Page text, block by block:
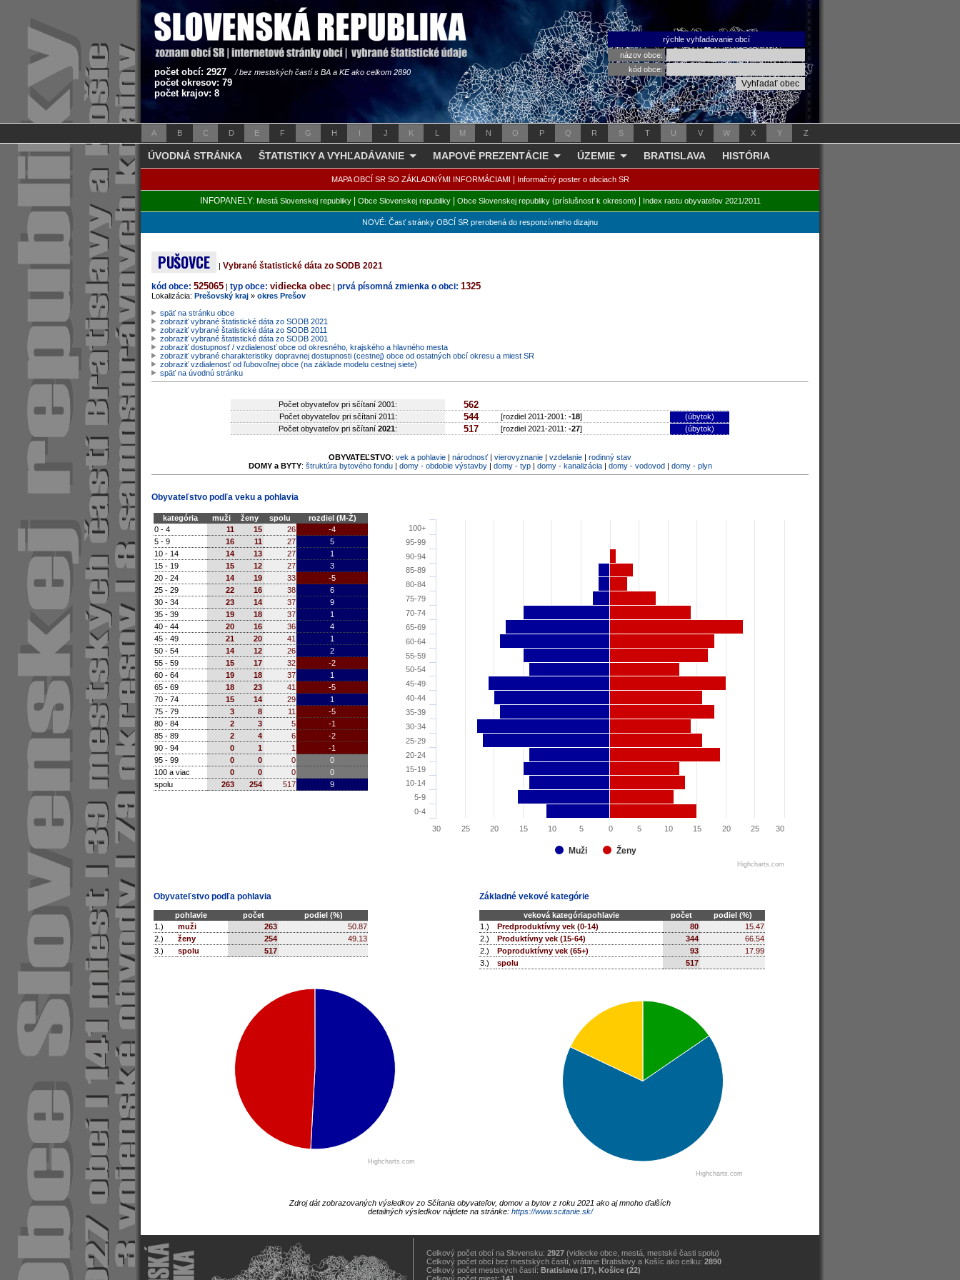
počet obcí: 2927 / bez mestských častí s BA a KE ako celkom 2890
počet okresov: 79
počet krajov: 8
rýchle vyhľadávanie obcí
názov obce:
kód obce:
A B C D E F G H I J K L M N O P Q R S T U V W X Y Z
ÚVODNÁ STRÁNKA ŠTATISTIKY A VYHĽADÁVANIE MAPOVÉ PREZENTÁCIE ÚZEMIE BRATISLAVA HISTÓRIA
MAPA OBCÍ SR SO ZÁKLADNÝMI INFORMÁCIAMI Informačný poster o obciach SR
INFOPANELY: Mestá Slovenskej republiky| Obce Slovenskej republiky| Obce Slovenskej republiky (príslušnosť k okresom) Index rastu obyvateľov 2021/2011
NOVÉ: Časť stránky OBCÍ SR prerobená do responzívneho dizajnu
PUŠOVCE | Vybrané štatistické dáta zo SODB 2021
kód obce: 525065 | typ obce: vidiecka obec | prvá písomná zmienka o obci: 1325
Lokalizácia: Prešovský kraj » okres Prešov
späť na stránku obce
zobraziť vybrané štatistické dáta zo SODB 2021
zobraziť vybrané štatistické dáta zo SODB 2011
zobraziť vybrané štatistické dáta zo SODB 2001
zobraziť dostupnosť / vzdialenosť obce od okresného, krajského a hlavného mesta
zobraziť vybrané charakteristiky dopravnej dostupnosti (cestnej) obce od ostatných obcí okresu a miest SR
zobraziť vzdialenosť od ľubovoľnej obce (na základe modelu cestnej siete)
späť na úvodnú stránku
Počet obyvateľov pri sčítaní 2001: 562
Počet obyvateľov pri sčítaní 2011: 544 [rozdiel 2011-2001: -18]
(úbytok)
Počet obyvateľov pri sčítaní 2021: 517 [rozdiel 2021-2011: -27] (úbytok)
OBYVATEĽSTVO: vek a pohlavie | národnosť| vierovyznanie | vzdelanie | rodinný stav
DOMY a BYTY: štruktúra bytového fondu| domy - obdobie výstavby| domy - typ| domy - kanalizácia| domy - vodovod| domy - plyn
Obyvateľstvo podľa veku a pohlavia
kategória muži ženy spolu
rozdiel (M-Ž)
0 - 4
11 15 26
-4
5 - 9
16 11 27
5
10 - 14
14 13 27
1
15 - 19
15 12 27
3
20 - 24
14 19 33
-5
25 - 29
22 16 38
6
30 - 34
23 14 37
9
35 - 39
19 18 37
1
40 - 44
20 16 36
4
45 - 49
21 20 41
1
50 - 54
14 12 26
2
55 - 59
15 17 32
-2
60 - 64
19 18 37
1
65 - 69
18 23 41
-5
70 - 74
15 14 29
1
75 - 79
3 8 11
-5
80 - 84
2 3 5
-1
85 - 89
2 4 6
-2
90 - 94
0 1 1
-1
95 - 99
0 0 0
0
100 a viac
0 0 0
0
spolu
263 254 517 9
Muži Ženy
0-4
5-9
10-14
15-19
20-24
25-29
30-34
35-39
40-44
45-49
50-54
55-59
60-64
65-69
70-74
75-79
80-84
85-89
90-94
95-99
100+
30 25 20 15 10 5 0 5 10 15 20 25 30
Highcharts.com
Obyvateľstvo podľa pohlavia
pohlavie počet
podiel (%)
1.)
muži 263
50.87
2.)
ženy 254
49.13
3.)
spolu 517
Highcharts.com
Základné vekové kategórie
veková kategóriapohlavie počet
podiel (%)
1.)
Predproduktívny vek (0-14) 80
15.47
2.)
Produktívny vek (15-64) 344
66.54
2.)
Poproduktívny vek (65+) 93
17.99
3.)
spolu 517
Highcharts.com
Zdroj dát zobrazovaných výsledkov zo Sčítania obyvateľov, domov a bytov z roku 2021 ako aj mnoho ďalších
detailných výsledkov nájdete na stránke: https://www.scitanie.sk/
Celkový počet obcí na Slovensku: 2927 (vidiecke obce, mestá, mestské časti spolu)
Celkový počet obcí bez mestských častí, vrátane Bratislavy a Košíc ako celku: 2890
Celkový počet mestských častí: Bratislava (17), Košice (22)